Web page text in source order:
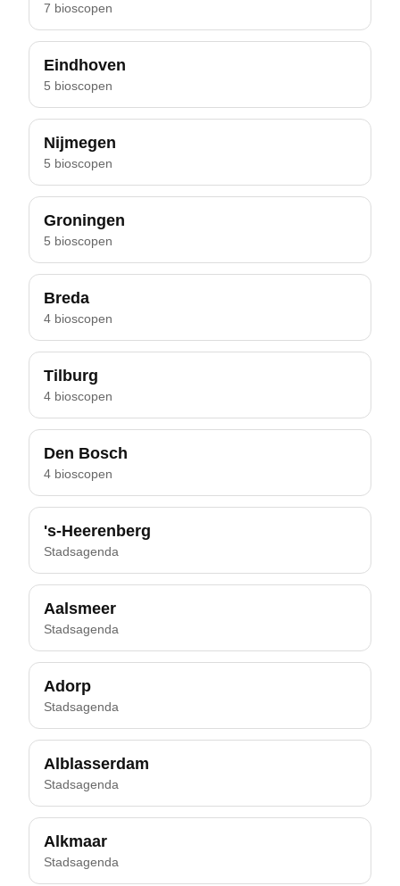
7 bioscopen
Eindhoven
5 bioscopen
Nijmegen
5 bioscopen
Groningen
5 bioscopen
Breda
4 bioscopen
Tilburg
4 bioscopen
Den Bosch
4 bioscopen
's-Heerenberg
Stadsagenda
Aalsmeer
Stadsagenda
Adorp
Stadsagenda
Alblasserdam
Stadsagenda
Alkmaar
Stadsagenda